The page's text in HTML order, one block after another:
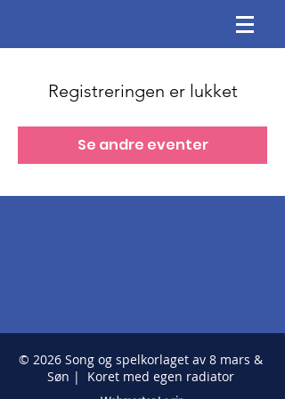
Registreringen er lukket
Se andre eventer
© 2026 Song og spelkorlaget av 8 mars &
Søn | Koret med egen radiator